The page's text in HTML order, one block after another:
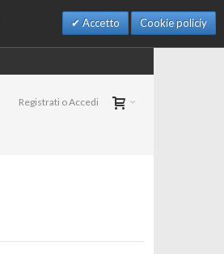
Accetto Cookie policiy
Registrati o Accedi